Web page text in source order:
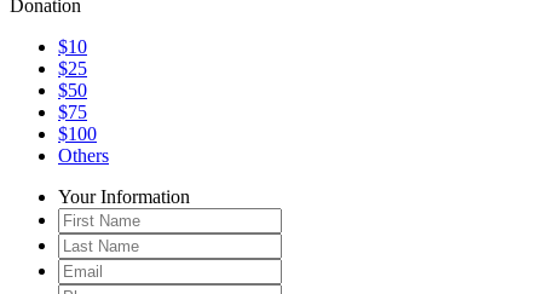
Donation
$10
$25
$50
$75
$100
Others
Your Information